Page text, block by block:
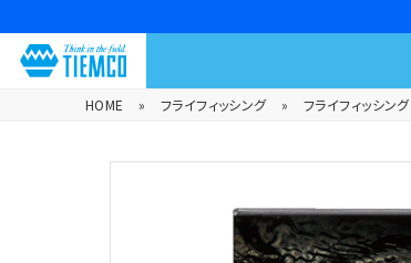
HOME » フライフィッシング » フライフィッシング